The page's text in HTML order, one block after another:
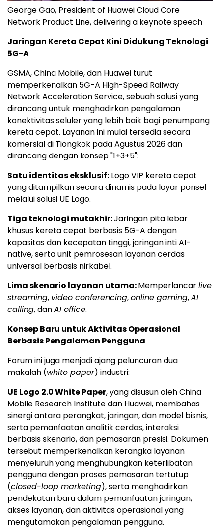
George Gao, President of Huawei Cloud Core
Network Product Line, delivering a keynote speech
Jaringan Kereta Cepat Kini Didukung Teknologi
5G-A
GSMA, China Mobile, dan Huawei turut
memperkenalkan 5G-A High-Speed Railway
Network Acceleration Service, sebuah solusi yang
dirancang untuk menghadirkan pengalaman
konektivitas seluler yang lebih baik bagi penumpang
kereta cepat. Layanan ini mulai tersedia secara
komersial di Tiongkok pada Agustus 2026 dan
dirancang dengan konsep "1+3+5":
Satu identitas eksklusif: Logo VIP kereta cepat
yang ditampilkan secara dinamis pada layar ponsel
melalui solusi UE Logo.
Tiga teknologi mutakhir:Jaringan pita lebar
khusus kereta cepat berbasis 5G-A dengan
kapasitas dan kecepatan tinggi, jaringan inti AI-
native, serta unit pemrosesan layanan cerdas
universal berbasis nirkabel.
Lima skenario layanan utama:Memperlancarlive
streaming, video conferencing,online gaming,AI
calling, danAI office.
Konsep Baru untuk Aktivitas Operasional
Berbasis Pengalaman Pengguna
Forum ini juga menjadi ajang peluncuran dua
makalah (white paper) industri:
UE Logo 2.0 White Paper, yang disusun oleh China
Mobile Research Institute dan Huawei, membahas
sinergi antara perangkat, jaringan, dan model bisnis,
serta pemanfaatan analitik cerdas, interaksi
berbasis skenario, dan pemasaran presisi. Dokumen
tersebut memperkenalkan kerangka layanan
menyeluruh yang menghubungkan keterlibatan
pengguna dengan proses pemasaran tertutup
(closed-loop marketing), serta menghadirkan
pendekatan baru dalam pemanfaatan jaringan,
akses layanan, dan aktivitas operasional yang
mengutamakan pengalaman pengguna.